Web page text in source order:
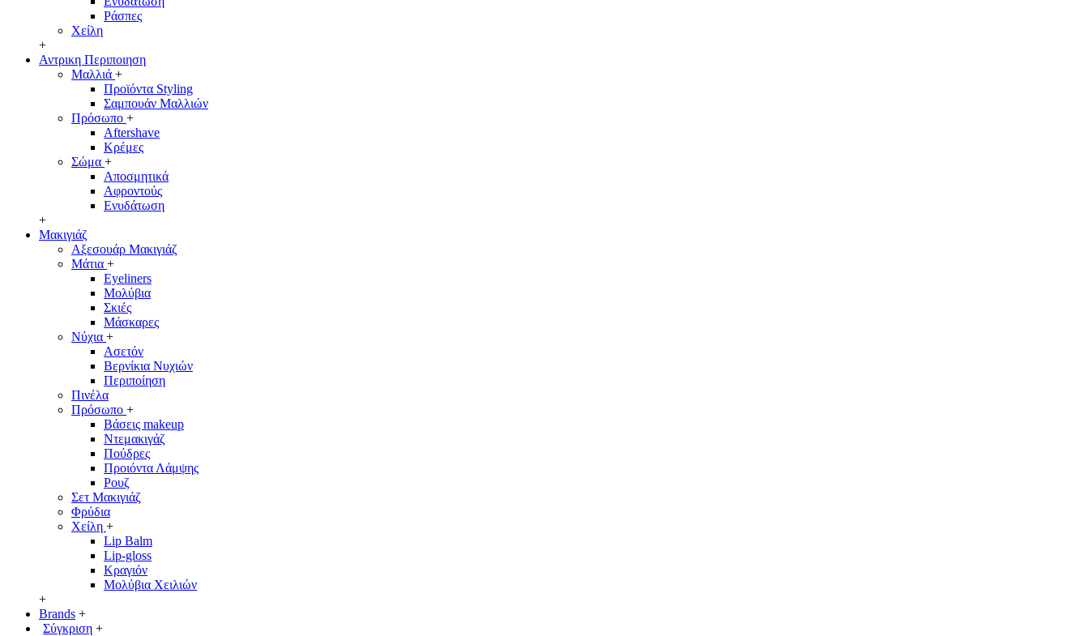
Ράσπες
Χείλη
+
Αντρικη Περιποιηση
Μαλλιά +
Προϊόντα Styling
Σαμπουάν Μαλλιών
Πρόσωπο +
Aftershave
Κρέμες
Σώμα +
Αποσμητικά
Αφροντούς
Ενυδάτωση
+
Μακιγιάζ
Αξεσουάρ Μακιγιάζ
Μάτια +
Eyeliners
Μολύβια
Σκιές
Μάσκαρες
Νύχια +
Ασετόν
Βερνίκια Νυχιών
Περιποίηση
Πινέλα
Πρόσωπο +
Βάσεις makeup
Ντεμακιγάζ
Πούδρες
Προιόντα Λάμψης
Ρουζ
Σετ Μακιγιάζ
Φρύδια
Χείλη +
Lip Balm
Lip-gloss
Κραγιόν
Μολύβια Χειλιών
+
Brands +
Σύγκριση +